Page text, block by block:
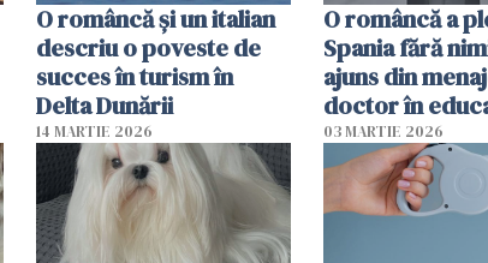
O româncă și un italian
descriu o poveste de
succes în turism în
Delta Dunării
14 MARTIE 2026
O româncă a
Spania fără
ajuns din
doctor în
03 MARTIE 2026